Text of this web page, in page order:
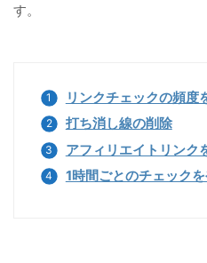
す。
リンクチェックの頻度
打ち消し線の削除
アフィリエイトリンク
1時間ごとのチェック